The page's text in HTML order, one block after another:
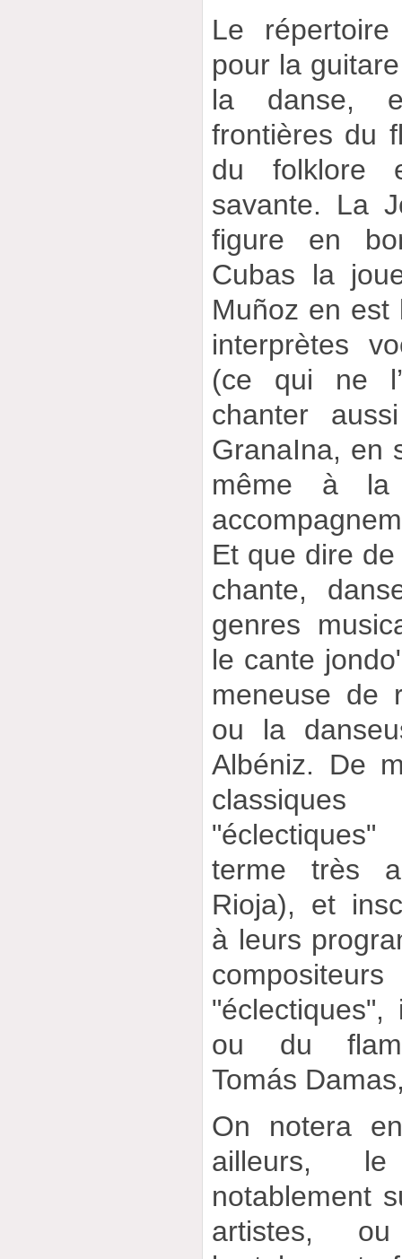
Le
pour la
la danse,
frontières du
du folklore
savante. La
figure en
Cubas la
Muñoz en est
interprètes
(ce qui ne
chanter
GranaIna, en
même à la
Et que dire
chante,
genres
le cante
meneuse de
ou la
Albéniz. De
terme très
Rioja), et
à leurs
ou du
Tomás
On notera
ailleurs,
notablement
artistes,